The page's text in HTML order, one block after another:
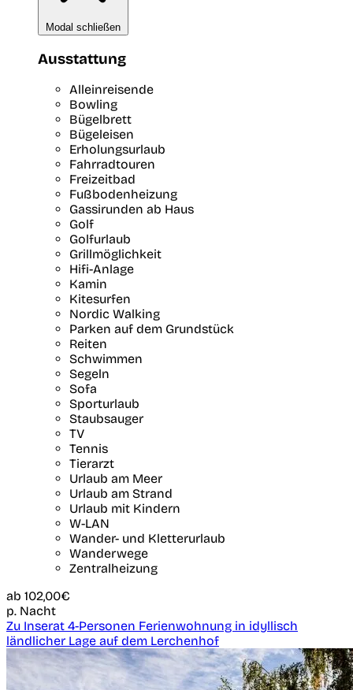
Modal schließen
Ausstattung
Alleinreisende
Bowling
Bügelbrett
Bügeleisen
Erholungsurlaub
Fahrradtouren
Freizeitbad
Fußbodenheizung
Gassirunden ab Haus
Golf
Golfurlaub
Grillmöglichkeit
Hifi-Anlage
Kamin
Kitesurfen
Nordic Walking
Parken auf dem Grundstück
Reiten
Schwimmen
Segeln
Sofa
Sporturlaub
Staubsauger
TV
Tennis
Tierarzt
Urlaub am Meer
Urlaub am Strand
Urlaub mit Kindern
W-LAN
Wander- und Kletterurlaub
Wanderwege
Zentralheizung
ab 102,00€
p. Nacht
Zu Inserat 4-Personen Ferienwohnung in idyllisch
ländlicher Lage auf dem Lerchenhof